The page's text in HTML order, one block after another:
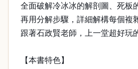
全面破解冷冰冰的解剖圖、死板
再用分解步驟，詳細解構每個複
跟著石政賢老師，上一堂超好玩
【本書特色】